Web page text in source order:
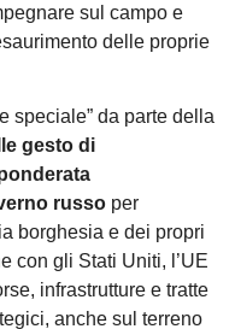
sul campo e
delle proprie
speciale” da parte della
gesto di
russo per
borghesia e dei propri
con gli Stati Uniti, l’UE
infrastrutture e tratte
anche sul terreno